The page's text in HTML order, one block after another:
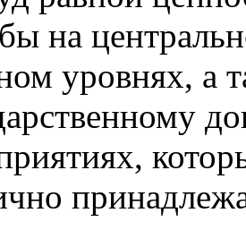
на
уровнях, а